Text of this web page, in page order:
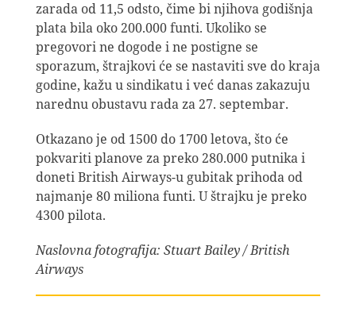
zarada od 11,5 odsto, čime bi njihova godišnja
plata bila oko 200.000 funti. Ukoliko se
pregovori ne dogode i ne postigne se
sporazum, štrajkovi će se nastaviti sve do kraja
godine, kažu u sindikatu i već danas zakazuju
narednu obustavu rada za 27. septembar.
Otkazano je od 1500 do 1700 letova, što će
pokvariti planove za preko 280.000 putnika i
doneti British Airways-u gubitak prihoda od
najmanje 80 miliona funti. U štrajku je preko
4300 pilota.
Naslovna fotografija: Stuart Bailey / British
Airways